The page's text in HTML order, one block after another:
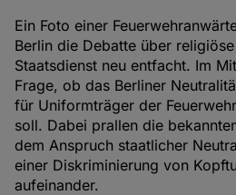
Ein Foto einer
Berlin die Debatte über
Staatsdienst neu entfacht. Im
Frage, ob das Berliner
für Uniformträger der
soll. Dabei prallen die
dem Anspruch staatlicher
einer Diskriminierung von
aufeinander.